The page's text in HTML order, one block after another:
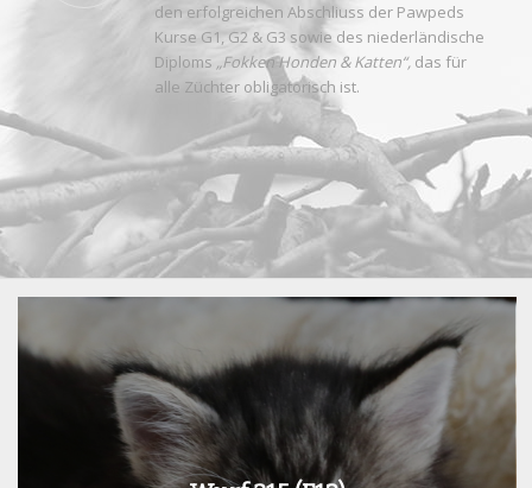
den erfolgreichen Abschliuss der Pawpeds
Kurse G1, G2 & G3 sowie des niederländische
Diploms „Fokken Honden & Katten“,das für
alle Züchter obligatorisch ist.